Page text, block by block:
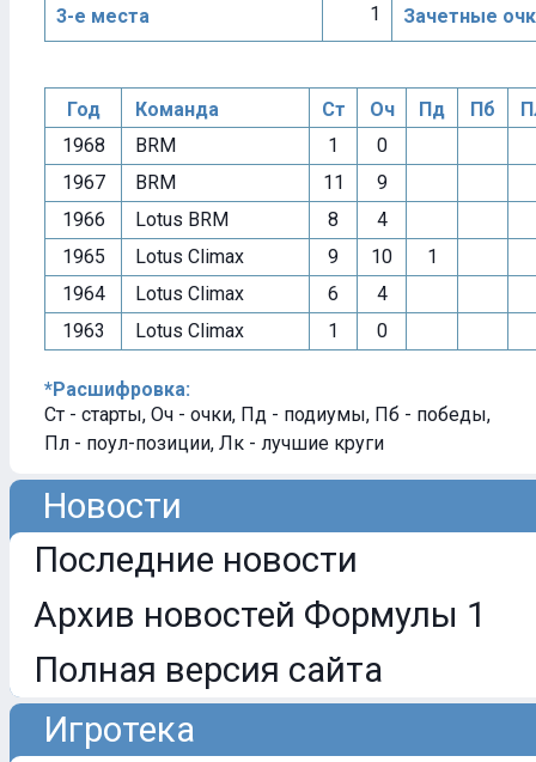
3-е места 1 Зачетные
Год Команда Ст Оч Пд Пб
1968
BRM 1
0
1967
BRM 11
9
1966
Lotus BRM 8
4
1965
Lotus Climax 9 10
1
1964
Lotus Climax 6
4
1963
Lotus Climax 1 0
*Расшифровка:
Ст - старты, Оч - очки, Пд - подиумы, Пб - победы,
Пл - поул-позиции, Лк - лучшие круги
Новости
Последние новости
Архив новостей Формулы 1
Полная версия сайта
Игротека